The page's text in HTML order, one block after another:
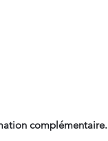
complémentaire.